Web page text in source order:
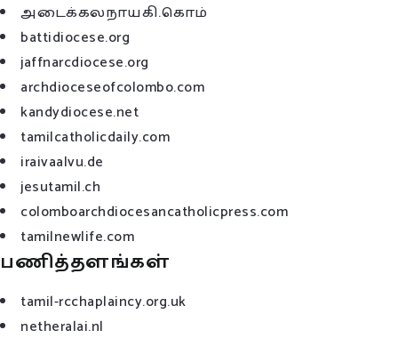
அடைக்கலநாயகி.கொம்
battidiocese.org
jaffnarcdiocese.org
archdioceseofcolombo.com
kandydiocese.net
tamilcatholicdaily.com
iraivaalvu.de
jesutamil.ch
colomboarchdiocesancatholicpress.com
tamilnewlife.com
பணித்தளங்கள்
tamil-rcchaplaincy.org.uk
netheralai.nl